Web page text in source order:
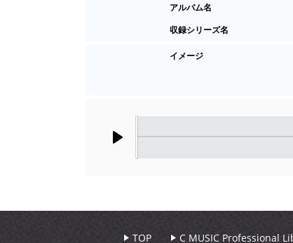
アルバム名
収録シリーズ名
イメージ
TOP C MUSIC Professional